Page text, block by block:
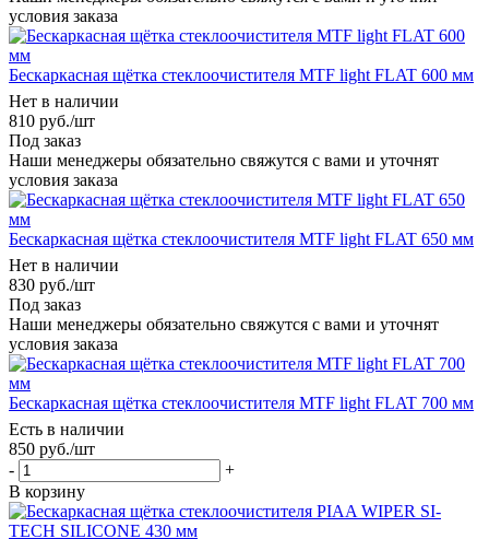
условия заказа
Бескаркасная щётка стеклоочистителя MTF light FLAT 600 мм
Нет в наличии
810 руб./шт
Под заказ
Наши менеджеры обязательно свяжутся с вами и уточнят
условия заказа
Бескаркасная щётка стеклоочистителя MTF light FLAT 650 мм
Нет в наличии
830 руб./шт
Под заказ
Наши менеджеры обязательно свяжутся с вами и уточнят
условия заказа
Бескаркасная щётка стеклоочистителя MTF light FLAT 700 мм
Есть в наличии
850 руб./шт
-
+
В корзину